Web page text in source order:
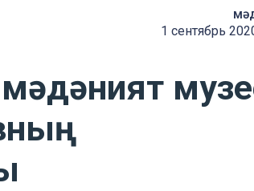
1 сентябрь